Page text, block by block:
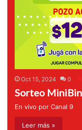
Oct 15, 2024 0
Sorteo
En vivo por Canal 9
Leer más »